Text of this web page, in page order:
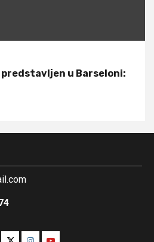
u Barseloni:
TwitterInstagram
Youtube